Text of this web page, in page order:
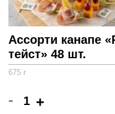
Ассорти канапе
тейст» 48 шт.
675 г
- +